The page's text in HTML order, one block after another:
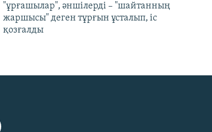
"ұрғашылар", әншілерді – "шайтанның
жаршысы" деген тұрғын ұсталып, іс
қозғалды